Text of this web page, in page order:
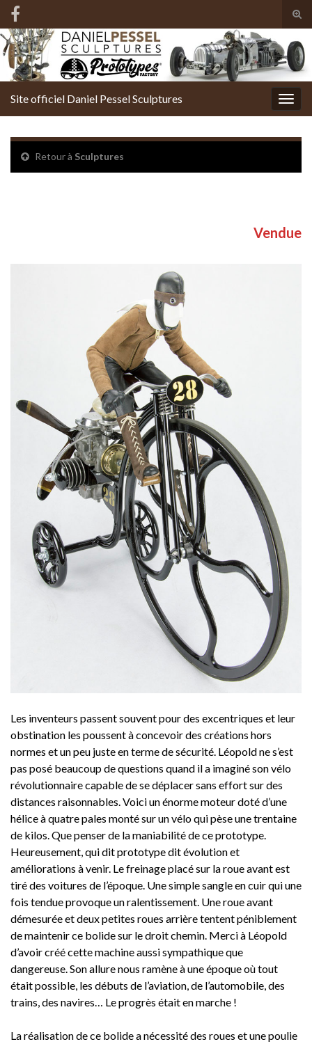
Search for:
Site officiel Daniel Pessel Sculptures
Retour à Sculptures
Vendue
Les inventeurs passent souvent pour des excentriques et leur
obstination les poussent à concevoir des créations hors
normes et un peu juste en terme de sécurité. Léopold ne s’est
pas posé beaucoup de questions quand il a imaginé son vélo
révolutionnaire capable de se déplacer sans effort sur des
distances raisonnables. Voici un énorme moteur doté d’une
hélice à quatre pales monté sur un vélo qui pèse une trentaine
de kilos. Que penser de la maniabilité de ce prototype.
Heureusement, qui dit prototype dit évolution et
améliorations à venir. Le freinage placé sur la roue avant est
tiré des voitures de l’époque. Une simple sangle en cuir qui une
fois tendue provoque un ralentissement. Une roue avant
démesurée et deux petites roues arrière tentent péniblement
de maintenir ce bolide sur le droit chemin. Merci à Léopold
d’avoir créé cette machine aussi sympathique que
dangereuse. Son allure nous ramène à une époque où tout
était possible, les débuts de l’aviation, de l’automobile, des
trains, des navires… Le progrès était en marche !
La réalisation de ce bolide a nécessité des roues et une poulie